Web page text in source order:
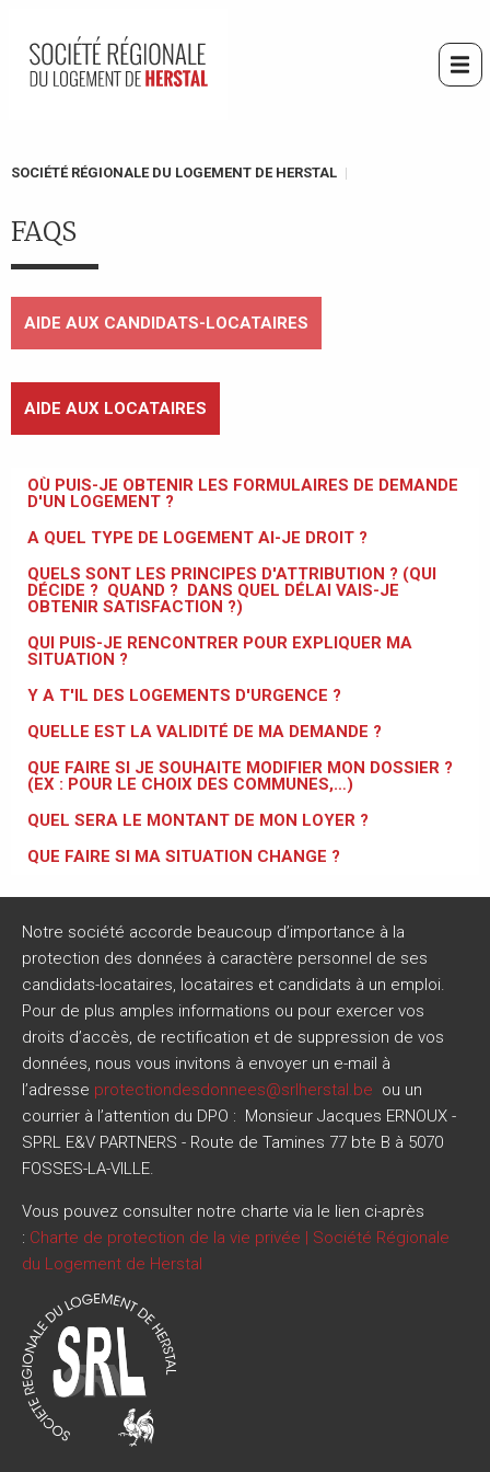
contenu
principal
You
here
SOCIÉTÉ RÉGIONALE DU LOGEMENT DE HERSTAL
FAQS
AIDE AUX CANDIDATS-LOCATAIRES
AIDE AUX LOCATAIRES
OÙ PUIS-JE OBTENIR LES FORMULAIRES DE DEMANDE
D'UN LOGEMENT ?
A QUEL TYPE DE LOGEMENT AI-JE DROIT ?
QUELS SONT LES PRINCIPES D'ATTRIBUTION ? (QUI
DÉCIDE ? QUAND ? DANS QUEL DÉLAI VAIS-JE
OBTENIR SATISFACTION ?)
QUI PUIS-JE RENCONTRER POUR EXPLIQUER MA
SITUATION ?
Y A T'IL DES LOGEMENTS D'URGENCE ?
QUELLE EST LA VALIDITÉ DE MA DEMANDE ?
QUE FAIRE SI JE SOUHAITE MODIFIER MON DOSSIER ?
(EX : POUR LE CHOIX DES COMMUNES,…)
QUEL SERA LE MONTANT DE MON LOYER ?
QUE FAIRE SI MA SITUATION CHANGE ?
Notre société accorde beaucoup d’importance à la
protection des données à caractère personnel de ses
candidats-locataires, locataires et candidats à un emploi.
Pour de plus amples informations ou pour exercer vos
droits d’accès, de rectification et de suppression de vos
données, nous vous invitons à envoyer un e-mail à
l’adresse protectiondesdonnees@srlherstal.be ou un
courrier à l’attention du DPO : Monsieur Jacques ERNOUX -
SPRL E&V PARTNERS - Route de Tamines 77 bte B à 5070
FOSSES-LA-VILLE.
Vous pouvez consulter notre charte via le lien ci-après
: Charte de protection de la vie privée | Société Régionale
du Logement de Herstal
Image